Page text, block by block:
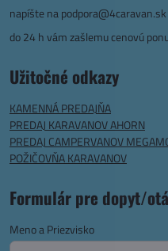
napíšte napodpora@4caravan.sk
do 24 h vám zašlemu cenovú
Užitočné odkazy
KAMENNÁ PREDAJŇA
PREDAJ KARAVANOV AHORN
PREDAJ CAMPERVANOV
POŽIČOVŇA KARAVANOV
Formulár pre dopyt/
Meno a Priezvisko